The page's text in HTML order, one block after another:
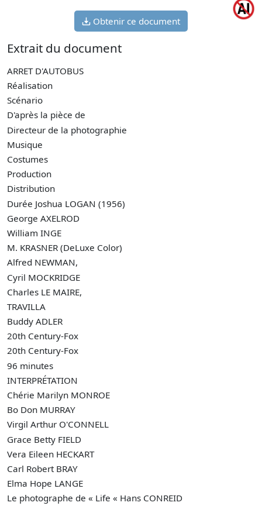
Obtenir ce document
Extrait du document
ARRET D'AUTOBUS
Réalisation
Scénario
D'après la pièce de
Directeur de la photographie
Musique
Costumes
Production
Distribution
Durée Joshua LOGAN (1956)
George AXELROD
William INGE
M. KRASNER (DeLuxe Color)
Alfred NEWMAN,
Cyril MOCKRIDGE
Charles LE MAIRE,
TRAVILLA
Buddy ADLER
20th Century-Fox
20th Century-Fox
96 minutes
INTERPRÉTATION
Chérie Marilyn MONROE
Bo Don MURRAY
Virgil Arthur O'CONNELL
Grace Betty FIELD
Vera Eileen HECKART
Carl Robert BRAY
Elma Hope LANGE
Le photographe de « Life « Hans CONREID